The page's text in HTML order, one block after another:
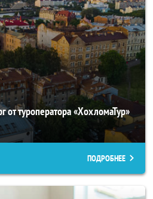
от туроператора «ХохломаТур»
ПОДРОБНЕЕ